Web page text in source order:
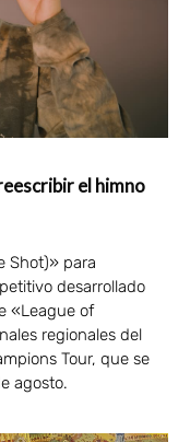
el himno
Shot)» para
desarrollado
«League of
regionales del
Tour, que se
agosto.